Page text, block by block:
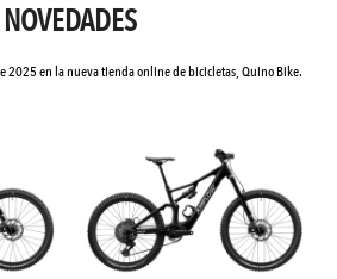
NOVEDADES
2025 en la nueva tienda online de bicicletas, Quino Bike.